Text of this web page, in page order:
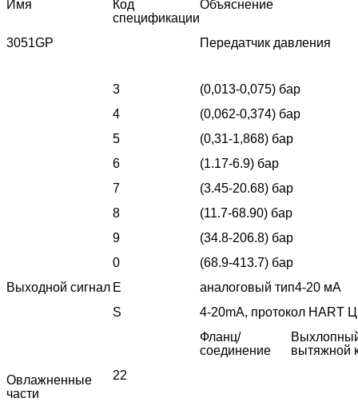
Имя
Код
спецификации
Объяснение
3051GP Передатчик давления
3
(0,013-0,075) бар
4
(0,062-0,374) бар
5
(0,31-1,868) бар
6
(1.17-6.9) бар
7
(3.45-20.68) бар
8
(11.7-68.90) бар
9
(34.8-206.8) бар
0
(68.9-413.7) бар
Выходной сигнал Е аналоговый тип4-20 мА
S
4-20mA, протокол HART
Овлажненные
части
Фланц/
соединение
вытяжной
22